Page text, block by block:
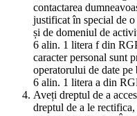
contactarea
justificat în special de
și de domeniul de
6 alin. 1 litera f din
caracter personal sunt
operatorului de date
6 alin. 1 litera a din
Aveți dreptul de a
dreptul de a le